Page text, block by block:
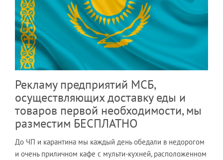
Рекламу предприятий МСБ,
осуществляющих доставку еды и
товаров первой необходимости, мы
разместим БЕСПЛАТНО
До ЧП и карантина мы каждый день обедали в недорогом
и очень приличном кафе с мульти-кухней, расположенном